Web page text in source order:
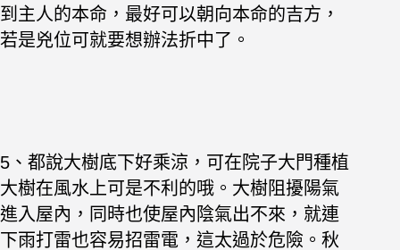
到主人的本命，最好可以朝向本命的吉方，
若是兇位可就要想辦法折中了。
5、都說大樹底下好乘涼，可在院子大門種植
大樹在風水上可是不利的哦。大樹阻擾陽氣
進入屋內，同時也使屋內陰氣出不來，就連
下雨打雷也容易招雷電，這太過於危險。秋